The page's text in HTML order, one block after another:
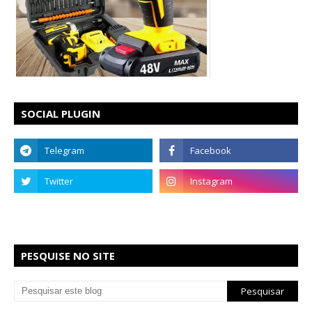
SOCIAL PLUGIN
PESQUISE NO SITE